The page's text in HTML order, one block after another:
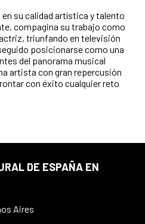
su calidad artística y talento
compagina su trabajo como
triunfando en televisión
posicionarse como una
del panorama musical
artista con gran repercusión
con éxito cualquier reto
DE ESPAÑA EN
Aires